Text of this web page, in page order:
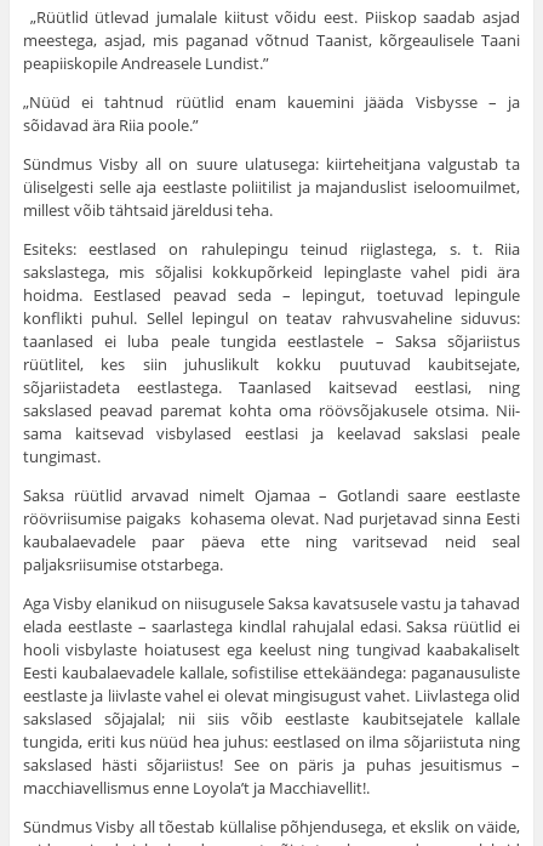
„Rüütlid ütlevad jumalale kiitust võidu eest. Piiskop saadab asjad
meestega, asjad, mis paganad võtnud Taanist, kõrgeaulisele Taani
peapiiskopile Andreasele Lundist.”
„Nüüd ei tahtnud rüütlid enam kauemini jääda Vis­bysse – ja
sõidavad ära Riia poole.”
Sündmus Visby all on suure ulatusega: kiirteheitjana valgustab ta
üliselgesti selle aja eestlaste poliitilist ja majanduslist iseloomuilmet,
millest võib tähtsaid järeldusi teha.
Esiteks: eestlased on rahulepingu teinud riiglastega, s. t. Riia
sakslastega, mis sõjalisi kokkupõrkeid lepinglaste vahel pidi ära
hoidma. Eestlased peavad seda – lepingut, toetuvad lepingule
konflikti puhul. Sellel lepingul on teatav rahvusvaheline siduvus:
taanlased ei luba peale tungida eestlastele – Saksa sõjariistus
rüütlitel, kes siin juhuslikult kokku puutuvad kaubitsejate,
sõjariistadeta eestlastega. Taanlased kaitsevad eestlasi, ning
sakslased peavad paremat kohta oma röövsõjakusele otsima. Nii­
sama kaitsevad visbylased eestlasi ja keelavad sakslasi peale
tungimast.
Saksa rüütlid arvavad nimelt Ojamaa – Gotlandi saare eestlaste
röövriisumise paigaks kohasema olevat. Nad purjetavad sinna Eesti
kaubalaevadele paar päeva ette ning varitsevad neid seal
paljaksriisumise otstarbega.
Aga Visby elanikud on niisugusele Saksa kavatsusele vastu ja tahavad
elada eestlaste – saarlastega kindlal rahujalal edasi. Saksa rüütlid ei
hooli visbylaste hoia­tusest ega keelust ning tungivad kaabakaliselt
Eesti kauba­laevadele kallale, sofistilise ettekäändega: paganausuliste
eestlaste ja liivlaste vahel ei olevat mingisugust vahet. Liivlastega olid
sakslased sõjajalal; nii siis võib eestlaste kaubitsejatele kallale
tungida, eriti kus nüüd hea juhus: eestlased on ilma sõjariistuta ning
sakslased hästi sõjariistus! See on päris ja puhas jesuitismus –
macchiavellismus enne Loyola’t ja Macchiavellit!.
Sündmus Visby all tõestab küllalise põhjendusega, et ekslik on väide,